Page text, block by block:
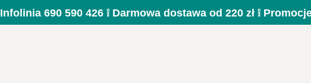
Infolinia 690 590 426 ❕ Darmowa dostawa od 220 zł ❕